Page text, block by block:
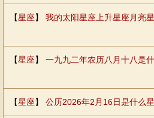
【星座】 我的太阳星座上升星座月亮
【星座】 一九九二年农历八月十八是
【星座】 公历2026年2月16日是什么